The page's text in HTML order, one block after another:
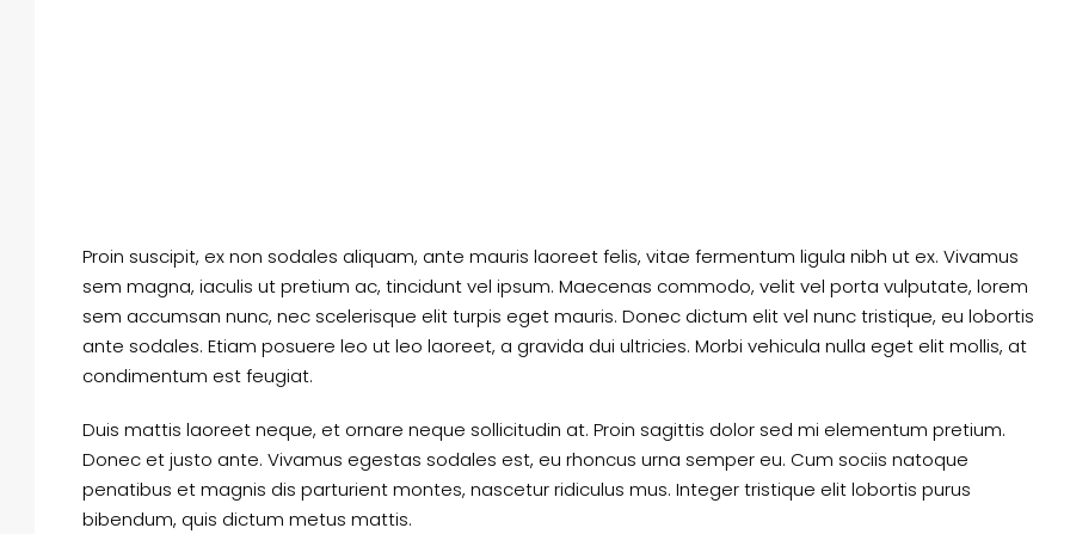
Proin suscipit, ex non sodales aliquam, ante mauris laoreet felis, vitae fermentum ligula nibh ut ex. Vivamus
sem magna, iaculis ut pretium ac, tincidunt vel ipsum. Maecenas commodo, velit vel porta vulputate, lorem
sem accumsan nunc, nec scelerisque elit turpis eget mauris. Donec dictum elit vel nunc tristique, eu lobortis
ante sodales. Etiam posuere leo ut leo laoreet, a gravida dui ultricies. Morbi vehicula nulla eget elit mollis, at
condimentum est feugiat.
Duis mattis laoreet neque, et ornare neque sollicitudin at. Proin sagittis dolor sed mi elementum pretium.
Donec et justo ante. Vivamus egestas sodales est, eu rhoncus urna semper eu. Cum sociis natoque
penatibus et magnis dis parturient montes, nascetur ridiculus mus. Integer tristique elit lobortis purus
bibendum, quis dictum metus mattis.